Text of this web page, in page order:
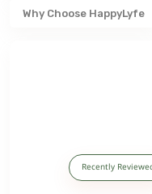
Why Choose HappyLyfe
Recently